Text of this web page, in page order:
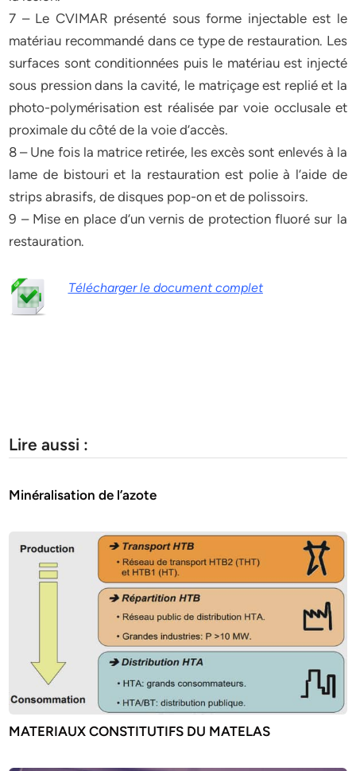
7 – Le CVIMAR présenté sous forme injectable est le
matériau recommandé dans ce type de restauration. Les
surfaces sont conditionnées puis le matériau est injecté
sous pression dans la cavité, le matriçage est replié et la
photo-polymérisation est réalisée par voie occlusale et
proximale du côté de la voie d’accès.
8 – Une fois la matrice retirée, les excès sont enlevés à la
lame de bistouri et la restauration est polie à l’aide de
strips abrasifs, de disques pop-on et de polissoirs.
9 – Mise en place d’un vernis de protection fluoré sur la
restauration.
Télécharger le document complet
Lire aussi :
Minéralisation de l’azote
MATERIAUX CONSTITUTIFS DU MATELAS